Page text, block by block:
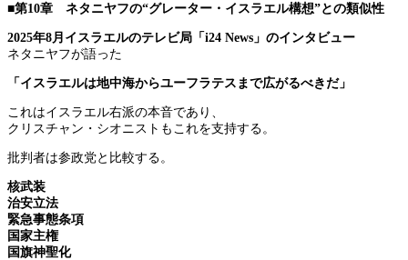
■第10章 ネタニヤフの“グレーター・イスラエル構想”との類似性
2025年8月イスラエルのテレビ局「i24 News」のインタビュー
ネタニヤフが語った
「イスラエルは地中海からユーフラテスまで広がるべきだ」
これはイスラエル右派の本音であり、
クリスチャン・シオニストもこれを支持する。
批判者は参政党と比較する。
核武装
治安立法
緊急事態条項
国家主権
国旗神聖化